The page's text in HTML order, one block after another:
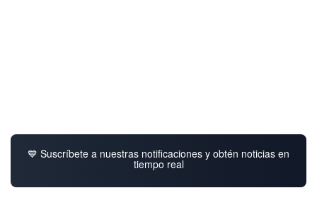
💙 Suscríbete a nuestras notificaciones y obtén noticias en
tiempo real